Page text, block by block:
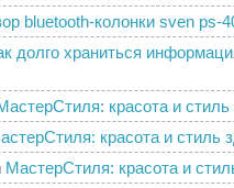
bluetooth-колонки sven ps-
долго храниться
красота и стиль
красота и стиль
МастерСтиля: красота и